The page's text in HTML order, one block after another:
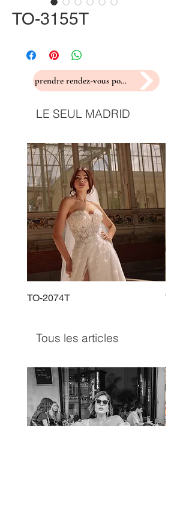
TO-3155T
prendre rendez-vous pour un essayage
LE SEUL MADRID
TO-2074T TO-
Tous les articles